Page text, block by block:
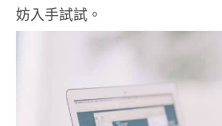
妨入手試試。